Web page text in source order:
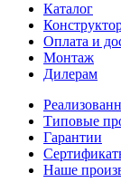
Каталог
Оплата и
Монтаж
Дилерам
Типовые
Гарантии
Наше